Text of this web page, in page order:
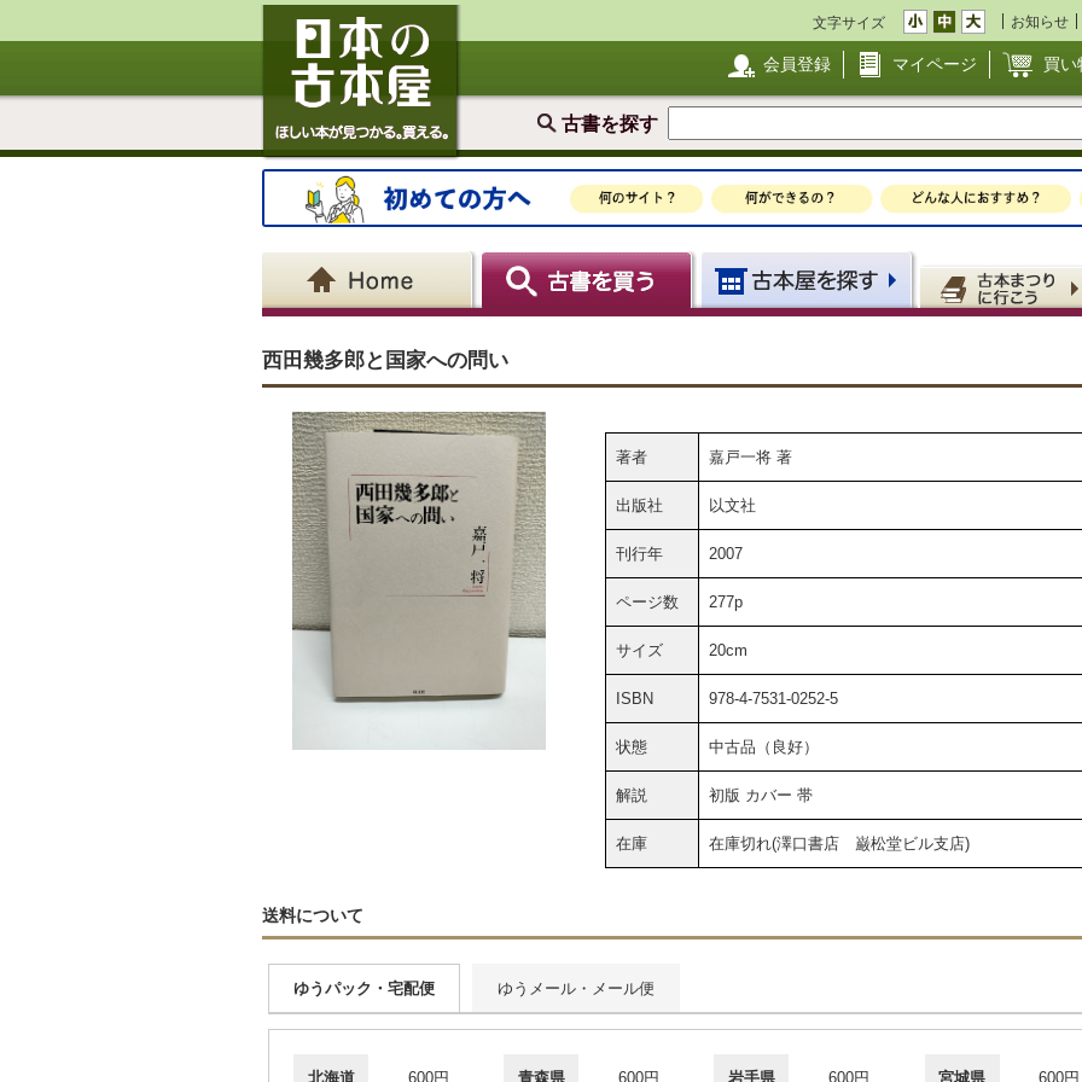
文字サイズ お知らせ
会員登録 マイページ 買い
古書を探す
西田幾多郎と国家への問い
著者 嘉戸一将 著
出版社 以文社
刊行年 2007
ページ数 277p
サイズ 20cm
ISBN 978-4-7531-0252-5
状態 中古品（良好）
解説 初版 カバー 帯
在庫 在庫切れ(澤口書店 巌松堂ビル支店)
送料について
ゆうパック・宅配便 ゆうメール・メール便
北海道 600円 青森県 600円 岩手県 600円 宮城県 600円